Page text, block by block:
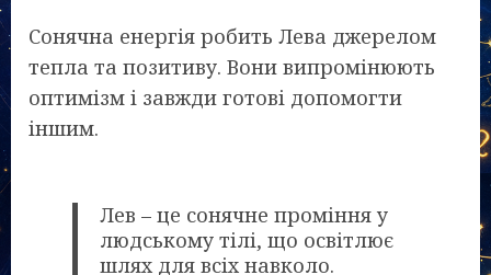
Сонячна енергія робить Лева джерелом
тепла та позитиву. Вони випромінюють
оптимізм і завжди готові допомогти
іншим.
Лев – це сонячне проміння у
людському тілі, що освітлює
шлях для всіх навколо.